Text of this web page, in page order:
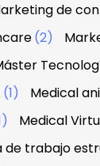
de
(2)
(1) Medical
Medical
de trabajo